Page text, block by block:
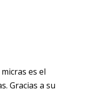
es el
Gracias a su